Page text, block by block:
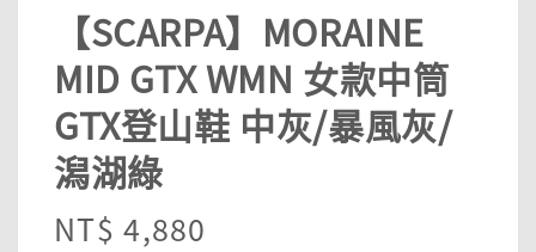
【SCARPA】MORAINE
MID GTX WMN 女款中筒
GTX登山鞋 中灰/暴風灰/
潟湖綠
Regular
NT$ 4,880